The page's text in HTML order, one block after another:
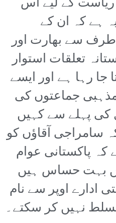
ہے کہ ان کے
سے بھارت اور
تعلقات استوار
جا رہا ہے اور ایسے
جماعتوں کی
کی پہلے سے کہیں
سامراجی آقاؤں کو
کہ پاکستانی عوام
بہت حساس ہیں
ادارے اوپر سے نام
نہیں کر سکتے۔